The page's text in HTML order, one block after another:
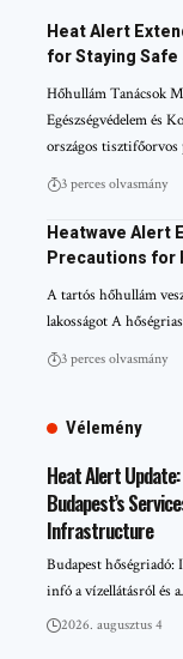
Heat Alert
for Staying Safe
Hőhullám Tanácsok
Egészségvédelem és
országos
3 perces olvasmány
Heatwave Alert
Precautions for
A tartós hőhullám
lakosságot A
3 perces olvasmány
Vélemény
Heat Alert
Budapest’s
Infrastructure
Budapest hőségriadó:
infó a vízellátásról és
2026. augusztus 4